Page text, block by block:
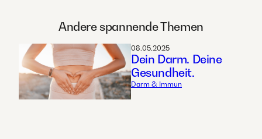
Andere spannende Themen
08.05.2025
Dein Darm. Deine
Gesundheit.
Darm & Immun